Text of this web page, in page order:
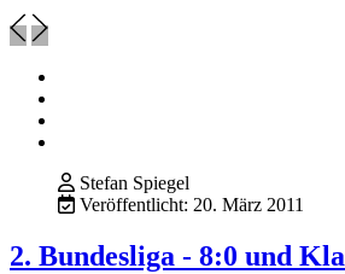
Stefan Spiegel
Veröffentlicht: 20. März 2011
2. Bundesliga - 8:0 und